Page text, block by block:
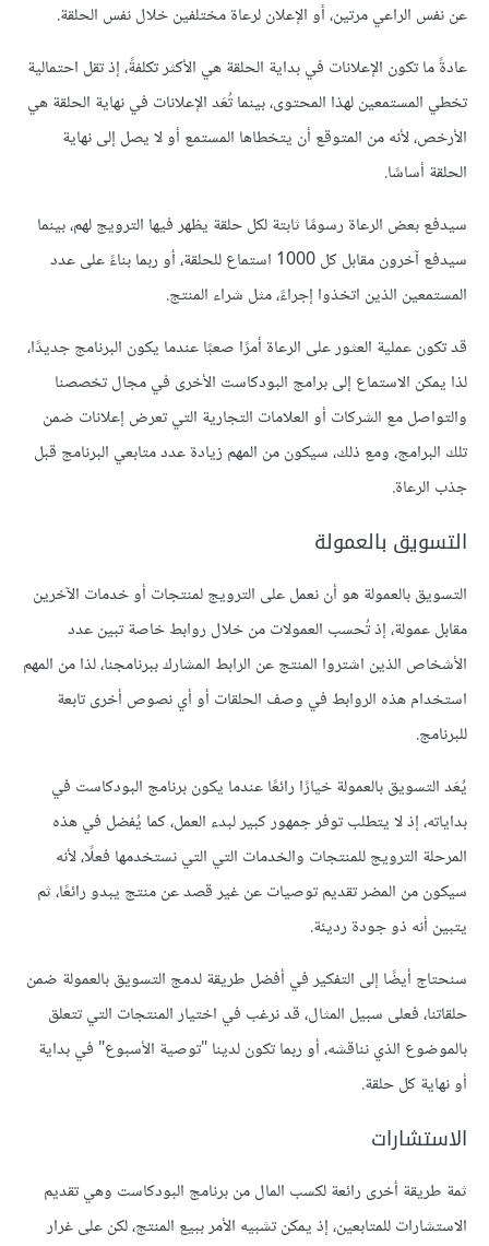
عن نفس الراعي مرتين، أو الإعلان لرعاة مختلفين خلال نفس الحلقة.
عادةً ما تكون الإعلانات في بداية الحلقة هي الأكثر تكلفةً، إذ تقل احتمالية
تخطي المستمعين لهذا المحتوى، بينما تُعَد الإعلانات في نهاية الحلقة هي
الأرخص، لأنه من المتوقع أن يتخطاها المستمع أو لا يصل إلى نهاية
الحلقة أساسًا.
سيدفع بعض الرعاة رسومًا ثابتة لكل حلقة يظهر فيها الترويج لهم، بينما
سيدفع آخرون مقابل كل 1000 استماع للحلقة، أو ربما بناءً على عدد
المستمعين الذين اتخذوا إجراءً، مثل شراء المنتج.
قد تكون عملية العثور على الرعاة أمرًا صعبًا عندما يكون البرنامج جديدًا،
لذا يمكن الاستماع إلى برامج البودكاست الأخرى في مجال تخصصنا
والتواصل مع الشركات أو العلامات التجارية التي تعرض إعلانات ضمن
تلك البرامج، ومع ذلك، سيكون من المهم زيادة عدد متابعي البرنامج قبل
جذب الرعاة.
التسويق بالعمولة
التسويق بالعمولة هو أن نعمل على الترويج لمنتجات أو خدمات الآخرين
مقابل عمولة، إذ تُحسب العمولات من خلال روابط خاصة تبين عدد
الأشخاص الذين اشتروا المنتج عن الرابط المشارك ببرنامجنا، لذا من المهم
استخدام هذه الروابط في وصف الحلقات أو أي نصوص أخرى تابعة
للبرنامج.
يُعَد التسويق بالعمولة خيارًا رائعًا عندما يكون برنامج البودكاست في
بداياته، إذ لا يتطلب توفر جمهور كبير لبدء العمل، كما يُفضل في هذه
المرحلة الترويج للمنتجات والخدمات التي التي نستخدمها فعلًا، لأنه
سيكون من المضر تقديم توصيات عن غير قصد عن منتج يبدو رائعًا، ثم
يتبين أنه ذو جودة رديئة.
سنحتاج أيضًا إلى التفكير في أفضل طريقة لدمج التسويق بالعمولة ضمن
حلقاتنا، فعلى سبيل المثال، قد نرغب في اختيار المنتجات التي تتعلق
بالموضوع الذي نناقشه، أو ربما تكون لدينا "توصية الأسبوع" في بداية
أو نهاية كل حلقة.
الاستشارات
ثمة طريقة أخرى رائعة لكسب المال من برنامج البودكاست وهي تقديم
الاستشارات للمتابعين، إذ يمكن تشبيه الأمر ببيع المنتج، لكن على غرار